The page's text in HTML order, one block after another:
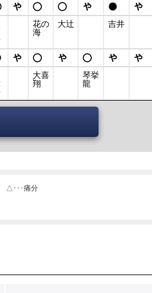
花の
海
大辻 吉井
大喜
翔
琴挙
龍
△･･･痛分